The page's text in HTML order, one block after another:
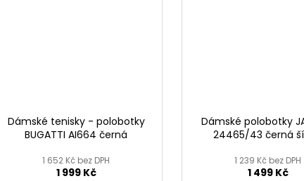
Dámské tenisky - polobotky
BUGATTI AI664 černá
1 652 Kč bez DPH
1 999 Kč
Dámské polobotky
24465/43 černá
1 239 Kč bez DPH
1 499 Kč